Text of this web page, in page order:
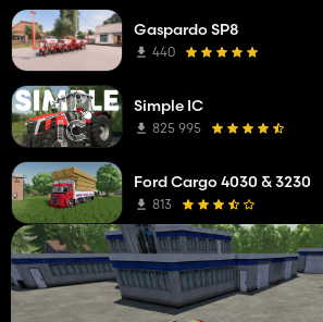
Gaspardo SP8
440
Simple IC
825 995
Ford Cargo 4030 & 3230
813